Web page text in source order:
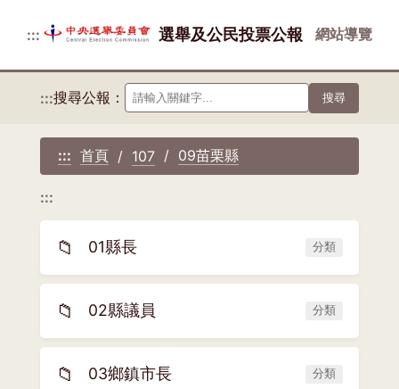
::: 選舉及公民投票公報 網站導覽
:::搜尋公報： 搜尋
::: 首頁 107 09苗栗縣
:::
📁 01縣長 分類
📁 02縣議員 分類
📁 03鄉鎮市長 分類